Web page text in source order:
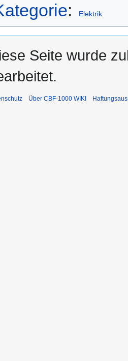
: Elektrik
Seite wurde
Über CBF-1000 WIKI